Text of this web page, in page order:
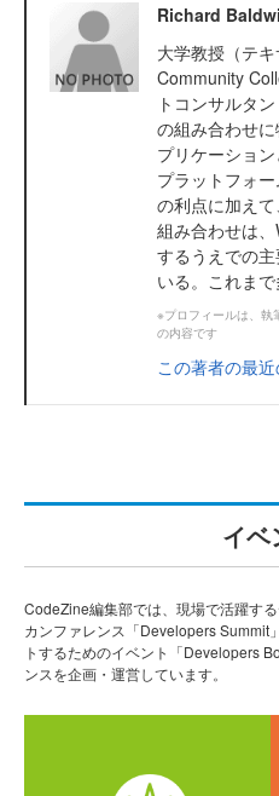
Richard
大学教授（テ
Community
トコンサルタ
の組み合わせ
プリケーション
プラットフォ
の利点に加え
組み合わせは
するうえでの
いる。これま
※プロフィールは、執
の内容です
この著者の最
イベ
CodeZine編集部では、現場で活躍す
カンファレンス「Developers Summit
トするためのイベント「Developers
ンスを企画・運営しています。